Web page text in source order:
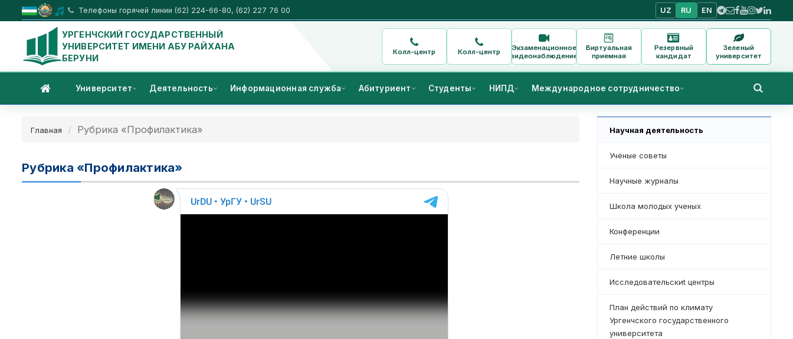
Телефоны горячей линии (62) 224-66-80, (62) 227 76 00 UZ RU EN
УРГЕНЧСКИЙ ГОСУДАРСТВЕННЫЙ
УНИВЕРСИТЕТ ИМЕНИ АБУ РАЙХАНА
БЕРУНИ
Колл-центр Колл-центр
Экзаменационное
видеонаблюдение
Виртуальная
приемная
Резервный
кандидат
Зеленый
университет
Университет Деятельность Информационная служба Абитуриент Студенты НИПД Международное сотрудничество
Главная Рубрика «Профилактика»
Рубрика «Профилактика»
Научная деятельность
Учёные советы
Научные журналы
Школа молодых ученых
Конференции
Летние школы
Исследовательскиt центры
План действий по климату
Ургенчского государственного
университета